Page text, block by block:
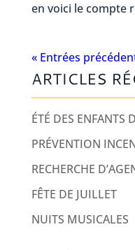
en voici le compte
« Entrées
ARTICLES
ÉTÉ DES ENFANTS
PRÉVENTION
RECHERCHE
FÊTE DE JUILLET
NUITS MUSICALES